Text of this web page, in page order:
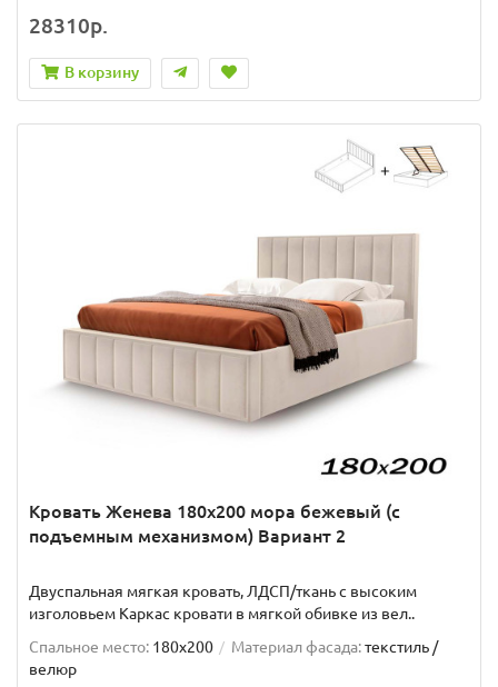
28310р.
В корзину
Кровать Женева 180х200 мора бежевый (с
подъемным механизмом) Вариант 2
Двуспальная мягкая кровать, ЛДСП/ткань с высоким
изголовьем Каркас кровати в мягкой обивке из вел..
Спальное место: 180x200 Материал фасада:текстиль /
велюр